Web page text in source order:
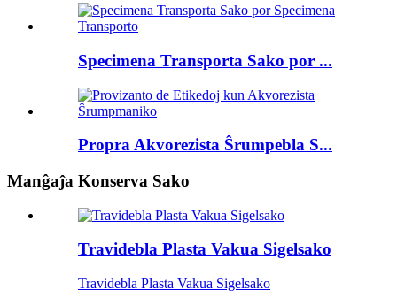
Specimena Transporta Sako por ...
Propra Akvorezista Ŝrumpebla S...
Manĝaĵa Konserva Sako
Travidebla Plasta Vakua Sigelsako
Travidebla Plasta Vakua Sigelsako